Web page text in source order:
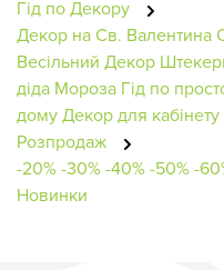
Гід по Декору
Декор на Св. Валентина
Весільний Декор
діда Мороза Гід по
домуДекор для кабінету
Розпродаж
-20%-30%-40%-50%-
Новинки